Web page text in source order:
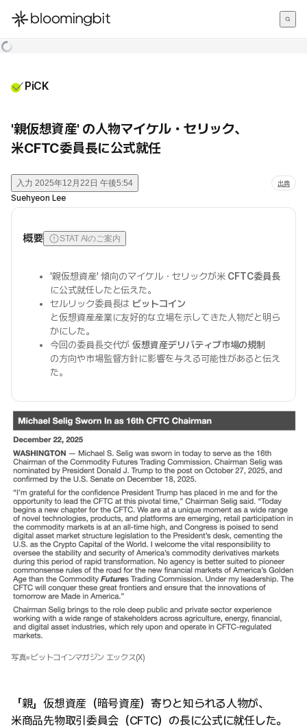
한국어
PiCK
'親仮想資産' の人物マイケル・セリック、
米CFTC委員長に公式就任
入力 2025年12月22日 午後5:54 出典
Suehyeon Lee
概要 STAT AIのご案内
'親仮想資産' 傾向のマイケル・セリックが米 CFTC委員長
に公式就任したと伝えた。
セルリック委員長は ビットコイン
と仮想資産産業に友好的な立場を示してきた人物だと明ら
かにした。
今回の委員長交代が仮想資産デリバティブ市場の規制
の方向や市場監督方針に影響を与える可能性があると伝え
た。
写真=ビットコインマガジン エックス(X)
「親」仮想資産（暗号資産）寄りと知られる人物が、
米商品先物取引委員会（CFTC）の長に公式に就任した。